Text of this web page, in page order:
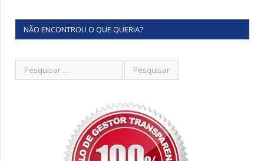
NÃO ENCONTROU O QUE QUERIA?